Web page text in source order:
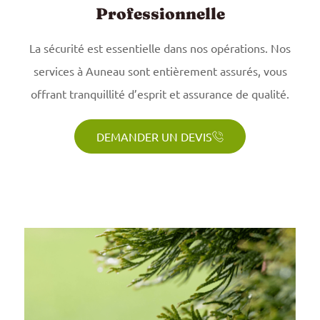
Professionnelle
La sécurité est essentielle dans nos opérations. Nos
services à Auneau sont entièrement assurés, vous
offrant tranquillité d’esprit et assurance de qualité.
DEMANDER UN DEVIS